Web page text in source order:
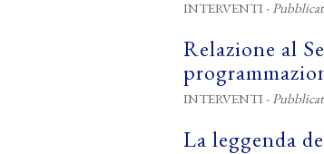
INTERVENTI-
Relazione al
INTERVENTI-
La leggenda